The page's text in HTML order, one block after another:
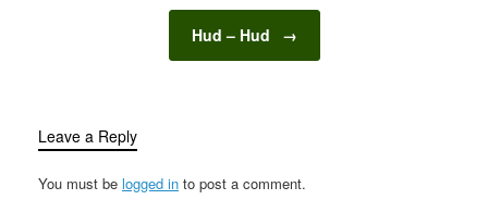
Hud – Hud →
Leave a Reply
You must be logged in to post a comment.